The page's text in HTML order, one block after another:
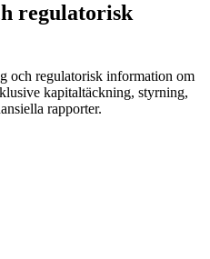
regulatorisk
och regulatorisk information om
kapitaltäckning, styrning,
rapporter.